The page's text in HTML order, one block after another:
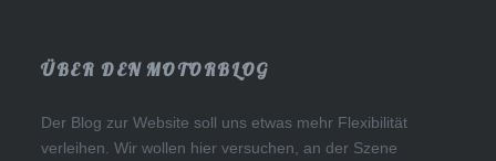
ÜBER DEN MOTORBLOG
Der Blog zur Website soll uns etwas mehr Flexibilität
verleihen. Wir wollen hier versuchen, an der Szene